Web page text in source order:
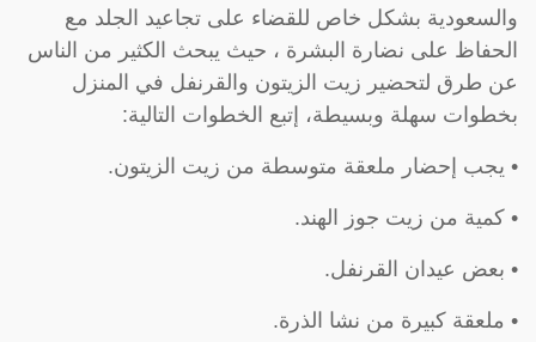
والسعودية بشكل خاص للقضاء على تجاعيد الجلد مع
الحفاظ على نضارة البشرة ، حيث يبحث الكثير من الناس
عن طرق لتحضير زيت الزيتون والقرنفل في المنزل
بخطوات سهلة وبسيطة، إتبع الخطوات التالية:
• يجب إحضار ملعقة متوسطة من زيت الزيتون.
• كمية من زيت جوز الهند.
• بعض عيدان القرنفل.
• ملعقة كبيرة من نشا الذرة.